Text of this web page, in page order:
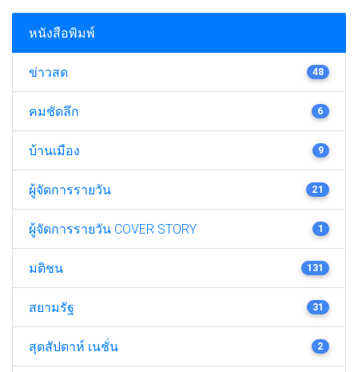
หนังสือพิมพ์
ข่าวสด 48
คมชัดลึก 6
บ้านเมือง 9
ผู้จัดการรายวัน 21
ผู้จัดการรายวัน COVER STORY 1
มติชน 131
สยามรัฐ 31
สุดสัปดาห์ เนชั่น 2